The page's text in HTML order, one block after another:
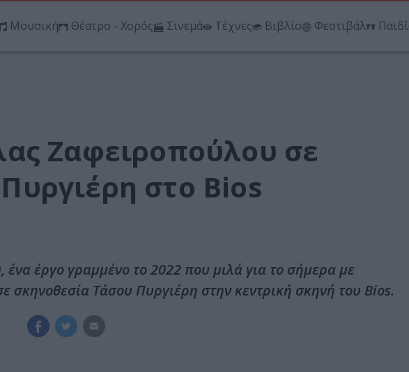
Μουσική Θέατρο - Χορός Σινεμά Τέχνες Βιβλίο Φεστιβάλ Παιδί
Ζαφειροπούλου σε
στο Bios
έργο γραμμένο το 2022 που μιλά για το σήμερα με
σκηνοθεσία Τάσου Πυργιέρη στην κεντρική σκηνή του Bios.